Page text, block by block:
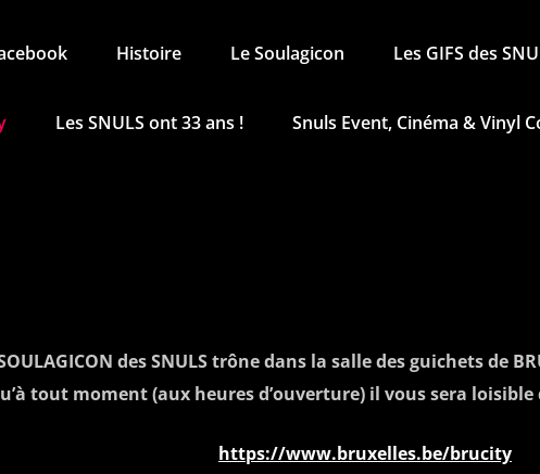
connus
Histoire Le Soulagicon Les GIFS des
Les SNULS ont 33 ans ! Snuls Event, Cinéma & Vinyl
des SNULS trône dans la salle des guichets de
tout moment (aux heures d’ouverture) il vous sera
https://www.bruxelles.be/brucity